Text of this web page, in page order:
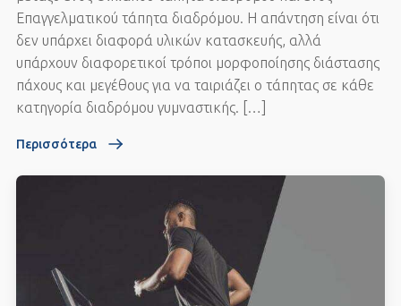
Επαγγελματικού τάπητα διαδρόμου. Η απάντηση είναι ότι
δεν υπάρχει διαφορά υλικών κατασκευής, αλλά
υπάρχουν διαφορετικοί τρόποι μορφοποίησης διάστασης
πάχους και μεγέθους για να ταιριάζει ο τάπητας σε κάθε
κατηγορία διαδρόμου γυμναστικής. […]
Περισσότερα